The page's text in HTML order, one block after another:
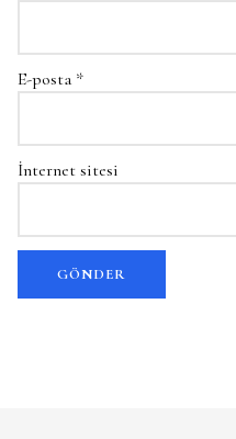
E-posta *
İnternet sitesi